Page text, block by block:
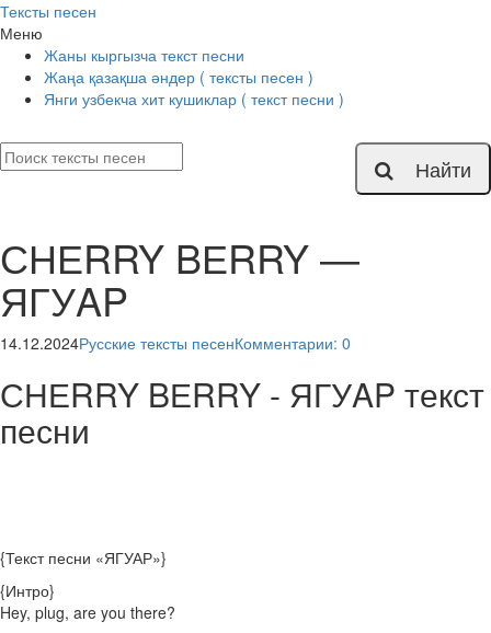
Тексты песен
Меню
Жаны кыргызча текст песни
Жаңа қазақша әндер ( тексты песен )
Янги узбекча хит кушиклар ( текст песни )
Найти
СНЕRRY BЕRRY —
ЯГУAP
14.12.2024Русские тексты песенКомментарии: 0
СНЕRRY BЕRRY - ЯГУAP текст
песни
{Текст песни «ЯГУАР»}
{Интро}
Hey, plug, are you there?